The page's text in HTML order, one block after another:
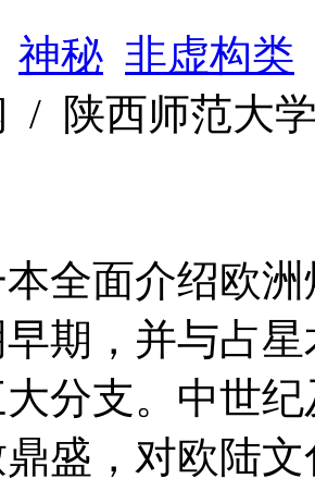
神秘 非虚构类
/ 陕西师范大
全面介绍欧
期，并与占
分支。中世
盛，对欧陆